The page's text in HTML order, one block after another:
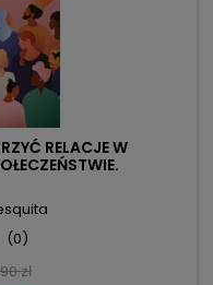
RELACJE W
(0)
zł